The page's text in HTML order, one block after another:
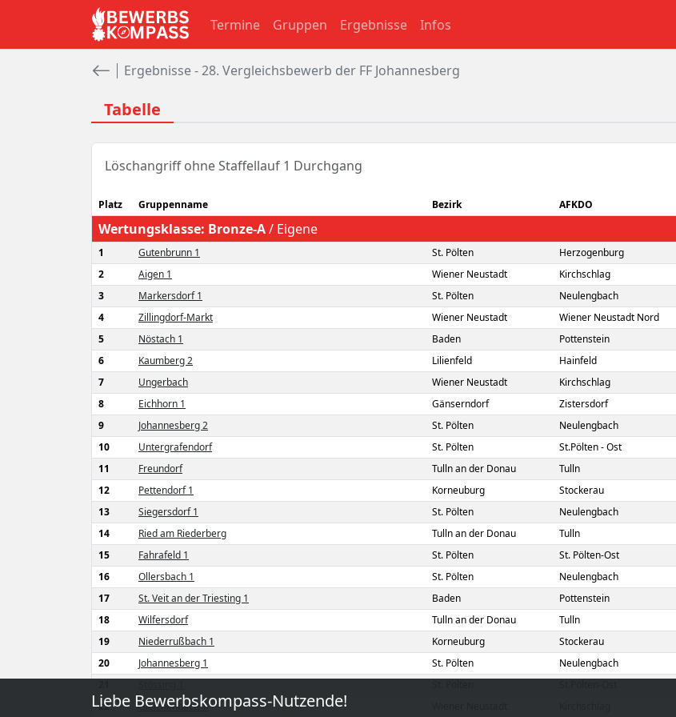
Termine Gruppen Ergebnisse Infos
Ergebnisse - 28. Vergleichsbewerb der FF Johannesberg
Tabelle
Löschangriff ohne Staffellauf 1 Durchgang
Platz Gruppenname Bezirk AFKDO
Wertungsklasse: Bronze-A/ Eigene
1 Gutenbrunn 1 St. Pölten Herzogenburg
2
Aigen 1 Wiener Neustadt Kirchschlag
3
Markersdorf 1 St. Pölten Neulengbach
4
Zillingdorf-Markt Wiener Neustadt Wiener Neustadt Nord
5
Nöstach 1 Baden Pottenstein
6
Kaumberg 2 Lilienfeld Hainfeld
7
Ungerbach Wiener Neustadt Kirchschlag
8
Eichhorn 1 Gänserndorf Zistersdorf
9
Johannesberg 2 St. Pölten Neulengbach
10
Untergrafendorf St. Pölten St.Pölten - Ost
11
Freundorf Tulln an der Donau Tulln
12
Pettendorf 1 Korneuburg Stockerau
13
Siegersdorf 1 St. Pölten Neulengbach
14
Ried am Riederberg Tulln an der Donau Tulln
15
Fahrafeld 1 St. Pölten St. Pölten-Ost
16
Ollersbach 1 St. Pölten Neulengbach
17
St. Veit an der Triesting 1 Baden Pottenstein
18
Wilfersdorf Tulln an der Donau Tulln
19
Niederrußbach 1 Korneuburg Stockerau
20
Johannesberg 1 St. Pölten Neulengbach
22
Gleichenbach 1
Liebe Bewerbskompass-Nutzende!